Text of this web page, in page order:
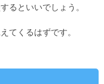
るといいでしょう。
てくるはずです。